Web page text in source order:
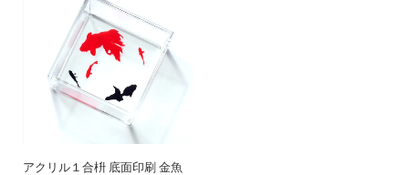
アクリル１合枡 底面印刷 金魚